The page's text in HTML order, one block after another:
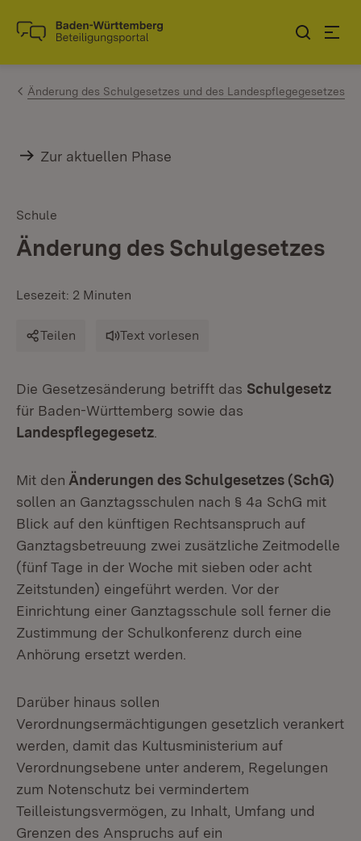
Zum Inhalt springen
Link zur Startseite
Änderung des Schulgesetzes und des Landespflegegesetzes
Zur aktuellen Phase
Schule
Änderung des Schulgesetzes
Lesezeit: 2 Minuten
Teilen Text vorlesen
Die Gesetzesänderung betrifft das Schulgesetz
für Baden-Württemberg sowie das
Landespflegegesetz
Mit den Änderungen des Schulgesetzes (SchG)
sollen an Ganztagsschulen nach § 4a SchG mit
Blick auf den künftigen Rechtsanspruch auf
Ganztagsbetreuung zwei zusätzliche Zeitmodelle
(fünf Tage in der Woche mit sieben oder acht
Zeitstunden) eingeführt werden. Vor der
Einrichtung einer Ganztagsschule soll ferner die
Zustimmung der Schulkonferenz durch eine
Anhörung ersetzt werden.
Darüber hinaus sollen
Verordnungsermächtigungen gesetzlich verankert
werden, damit das Kultusministerium auf
Verordnungsebene unter anderem, Regelungen
zum Notenschutz bei vermindertem
Teilleistungsvermögen, zu Inhalt, Umfang und
Grenzen des Anspruchs auf ein